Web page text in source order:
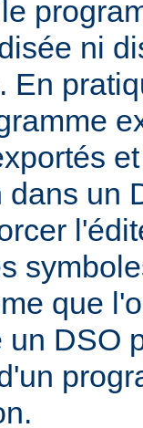
ni
En
un
que
un DSO